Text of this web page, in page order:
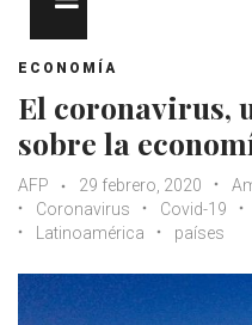
ECONOMÍA
El coronavirus,
sobre la
AFP 29 febrero, 2020
Coronavirus
Covid-19
Latinoamérica
países